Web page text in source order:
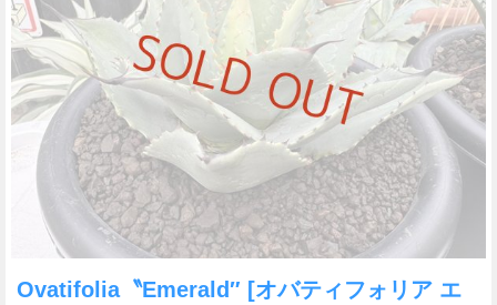
Ovatifolia〝Emerald″ [オバティフォリア エ